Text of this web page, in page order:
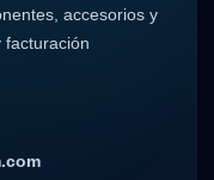
accesorios y
facturación